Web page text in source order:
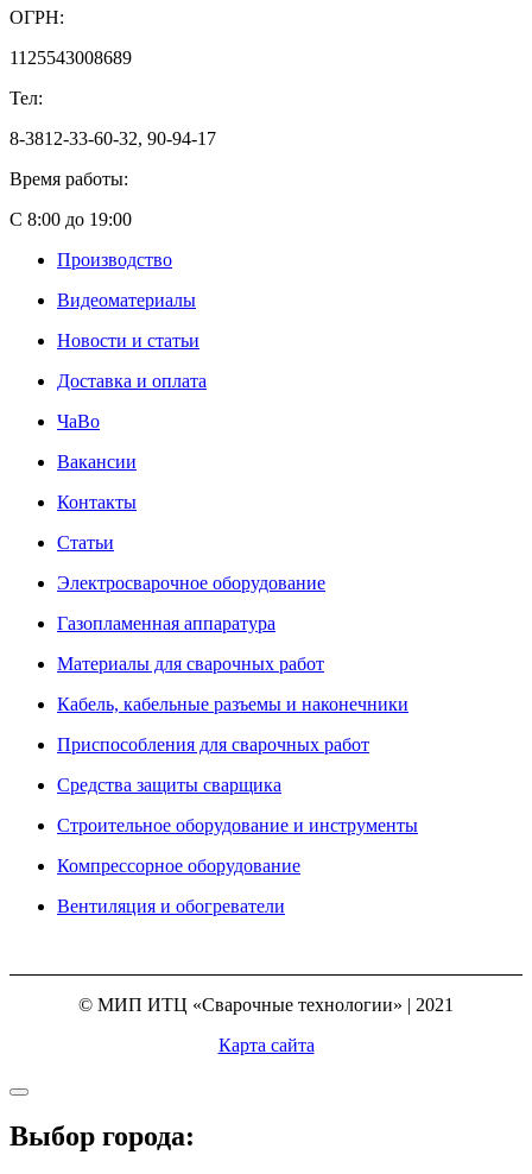
ОГРН:
1125543008689
Тел:
8-3812-33-60-32, 90-94-17
Время работы:
С 8:00 до 19:00
Производство
Видеоматериалы
Новости и статьи
Доставка и оплата
ЧаВо
Вакансии
Контакты
Статьи
Электросварочное оборудование
Газопламенная аппаратура
Материалы для сварочных работ
Кабель, кабельные разъемы и наконечники
Приспособления для сварочных работ
Средства защиты сварщика
Строительное оборудование и инструменты
Компрессорное оборудование
Вентиляция и обогреватели
© МИП ИТЦ «Сварочные технологии» | 2021
Карта сайта
Выбор города: